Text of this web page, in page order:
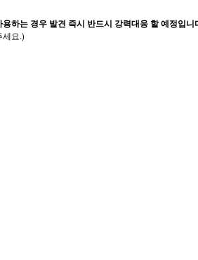
하는 경우 발견 즉시 반드시 강력대응 할 예정입니
요.)